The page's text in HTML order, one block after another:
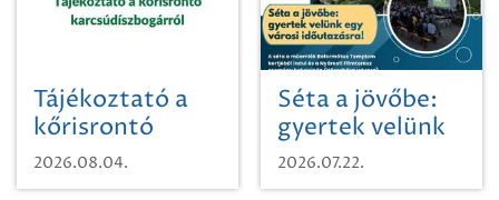
Tájékoztató a
kőrisrontó
karcsúdíszbogárról
2026.08.04.
Séta a jövőbe:
gyertek velünk
egy városi
időutazásra!
2026.07.22.